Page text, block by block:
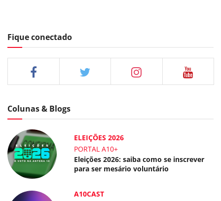
Fique conectado
Colunas & Blogs
ELEIÇÕES 2026
PORTAL A10+
Eleições 2026: saiba como se inscrever
para ser mesário voluntário
A10CAST